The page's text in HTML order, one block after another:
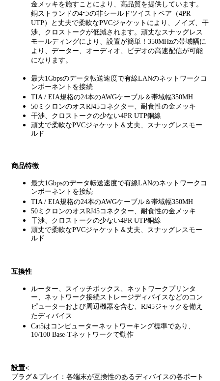
金メッキを施すことにより、高品質を提供しています。
銅ストランドの4つの非シールドツイストペア（4PR
UTP）と丈夫で柔軟なPVCジャケットにより、ノイズ、干
渉、クロストークが低減されます。頑丈なスナッグレス
モールディングにより、設置が簡単！350MHzの帯域幅に
より、データー、オーディオ、ビデオの高速配信が可能
になります。
最大1Gbpsのデータ転送速度で有線LANのネットワークコ
ンポーネントを接続
TIA / EIA規格の24本のAWGケーブル＆帯域幅350MH
50ミクロンのオスRJ45コネクター、耐食性の金メッキ
干渉、クロストークの少ない4PR UTP銅線
頑丈で柔軟なPVCジャケット＆丈夫、スナッグレスモー
ルド
商品特徴
最大1Gbpsのデータ転送速度で有線LANのネットワークコ
ンポーネントを接続
TIA / EIA規格の24本のAWGケーブル＆帯域幅350MH
50ミクロンのオスRJ45コネクター、耐食性の金メッキ
干渉、クロストークの少ない4PR UTP銅線
頑丈で柔軟なPVCジャケット＆丈夫、スナッグレスモー
ルド
互換性
ルーター、スイッチボックス、ネットワークプリンタ
ー、ネットワーク接続ストレージディバイスなどのコン
ピューターおよび周辺機器を含む、RJ45ジャックを備え
たディバイス
Cat5はコンピューターネットワーキング標準であり、
10/100 Base-Tネットワークで動作
設置<
プラグ＆プレイ：各端末が互換性のあるディバイスの各ポート